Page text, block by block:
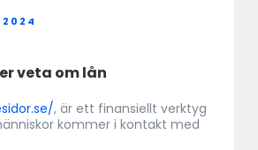
veta om lån
, är ett finansiellt verktyg
kommer i kontakt med